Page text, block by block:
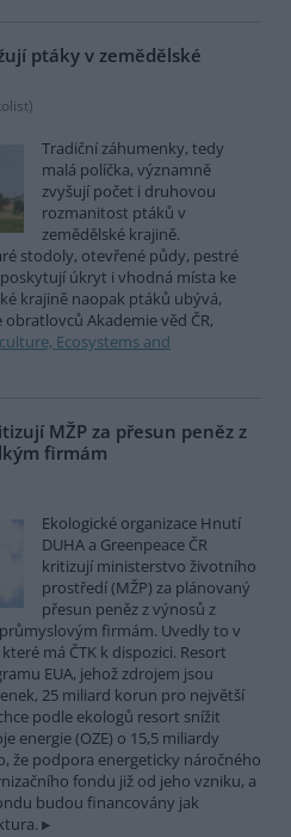
ptáky v zemědělské
)
Tradiční záhumenky, tedy
malá políčka, významně
zvyšují počet i druhovou
rozmanitost ptáků v
zemědělské krajině.
stodoly, otevřené půdy, pestré
úkryt i vhodná místa ke
krajině naopak ptáků ubývá,
Akademie věd ČR,
Ecosystems and
MŽP za přesun peněz z
firmám
Ekologické organizace Hnutí
DUHA a Greenpeace ČR
kritizují ministerstvo životního
prostředí (MŽP) za plánovaný
přesun peněz z výnosů z
firmám. Uvedly to v
má ČTK k dispozici. Resort
EUA, jehož zdrojem jsou
25 miliard korun pro největší
podle ekologů resort snížit
energie (OZE) o 15,5 miliardy
že podpora energeticky náročného
fondu již od jeho vzniku, a
budou financovány jak